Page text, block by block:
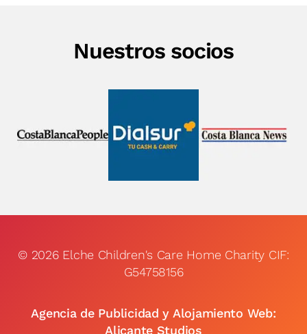
Nuestros socios
© 2026 Elche Children's Care Home Charity CIF:
G54758156
Agencia de Publicidad y Alojamiento Web:
Alicante Studios